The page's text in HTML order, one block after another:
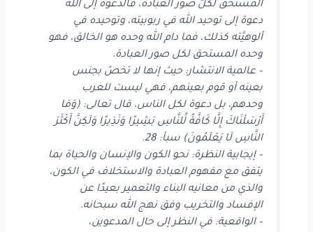
المستحق لكلّ صور العبادة، فالدعوة إلى الله
دعوة إلى توحيد الله في ربوبيته، وتوحيده في
ألوهيَّته كذلك، فما دام الله وحده هو الخالق، فهو
وحده المستحق لكل صور العبادة.
– عالمية الانتشار: حيث إنها لا تخصُ بجنس
بعينه أو قوم بعينهم، فهي ليست للعرب
وحدهم، بل دعوة لكل الناس، قال تعالى: (وَمَا
أَرْسَلْنَاكَ إِلَّا كَافَّةً لِّلنَّاسِ بَشِيرًا وَنَذِيرًا وَلَكِنَّ أَكْثَرَ
النَّاسِ لَا يَعْلَمُونَ) سبأ: 28.
– إيجابية النظرة: نحو الكون والإنسان والحياة بما
يتفق مع مفهوم العبادة والاستخلاف في الكون،
والذي من معانيه البناء والتعمير بعيدًا عن
الإفساد والتخريب وفق نهج الله سبحانه.
– الواقعية: في النظر إلى حال المدعوين،